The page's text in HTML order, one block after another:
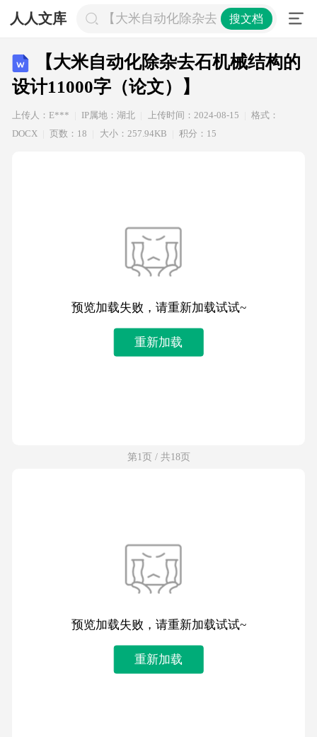
人人文库 【大米自动化除杂去石机械结构的设
搜文档
【大米自动化除杂去石机械结构的
设计11000字（论文）】
上传人：E*** IP属地：湖北 上传时间：2024-08-15
格式：
DOCX
页数：18 大小：257.94KB 积分：15
预览加载失败，请重新加载试试~
重新加载
第1页 / 共18页
预览加载失败，请重新加载试试~
重新加载